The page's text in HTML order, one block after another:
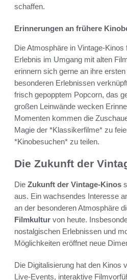
schaffen.
Erinnerungen an frühere
Die Atmosphäre in Vintage-
Erlebnis im Umgang mit alten
erinnern sich gerne an ihre ersten
besonderen Erlebnissen
frisch gepopptem Popcorn, das
großen Leinwände wecken
Momenten kommen die
Magie der *Klassikerfilme* zu
*Kinobesuchen* zu teilen.
Die Zukunft der
Die Zukunft der Vintage-Kinos
aus. Ein wachsendes Interesse
an der besonderen Atmosphäre
Filmkultur von heute.
nostalgischen Erlebnissen und
Möglichkeiten eröffnet neue
Die Digitalisierung hat den Kinos
Live-Events, interaktive